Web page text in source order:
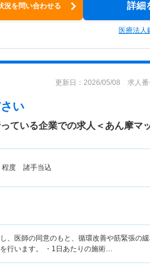
況を問い合わせる 詳細
医療法人
更新日：2026/05/08 求人番
い
ている企業での求人＜あん摩マ
程度 諸手当込
、医師の同意のもと、循環改善や筋緊張の
行います。 ・1日あたりの施術…